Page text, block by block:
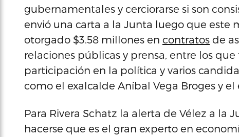
gubernamentales y cerciorarse si son
envió una carta a la Junta luego que este
otorgado $3.58 millones en contratos de
relaciones públicas y prensa, entre los
participación en la política y varios
como el exalcalde Aníbal Vega Broges y el
Para Rivera Schatz la alerta de Vélez a la
hacerse que es el gran experto en